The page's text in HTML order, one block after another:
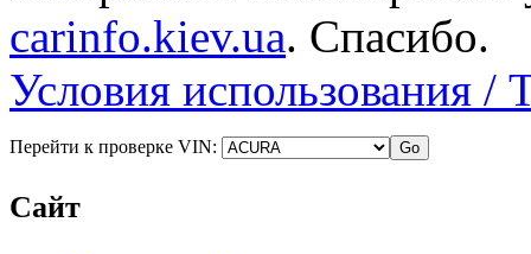
carinfo.kiev.ua. Спасибо.
Условия использования /
Перейти к проверке VIN:
Сайт